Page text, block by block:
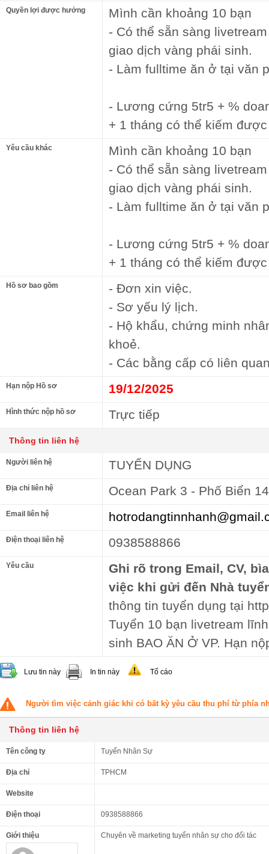
Quyền lợi được hưởng
Mình cần khoảng 10 bạn
- Có thể sẵn sàng
giao dịch vàng phái sinh.
- Làm fulltime ăn ở tại văn
- Lương cứng 5tr5 + %
+ 1 tháng có thể kiếm
Yêu cầu khác
Mình cần khoảng 10 bạn
- Có thể sẵn sàng
giao dịch vàng phái sinh.
- Làm fulltime ăn ở tại văn
- Lương cứng 5tr5 + %
+ 1 tháng có thể kiếm
Hồ sơ bao gồm
- Đơn xin việc.
- Sơ yếu lý lịch.
- Hộ khẩu, chứng minh
khoẻ.
- Các bằng cấp có liên
Hạn nộp Hồ sơ 19/12/2025
Hình thức nộp hồ sơ Trực tiếp
Thông tin liên hệ
Người liên hệ TUYỂN DỤNG
Địa chỉ liên hệ Ocean Park 3 - Phố Biển
Email liên hệ
Điện thoại liên hệ 0938588866
Yêu cầu
Ghi rõ trong Email, CV,
việc khi gửi đến Nhà
thông tin tuyển dụng tại
Tuyển 10 bạn livetream
sinh BAO ĂN Ở VP. Hạn
Lưu tin này In tin này Tố cáo
Người tìm việc cảnh giác khi có bất kỳ yêu cầu thu phí từ phía
Thông tin liên hệ
Tên công ty Tuyển Nhân Sự
Địa chỉ TPHCM
Website
Điện thoại 0938588866
Giới thiệu Chuyên về marketing tuyển nhân sự cho đối tác